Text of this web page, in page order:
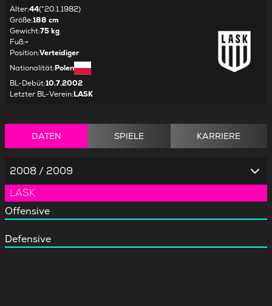
Alter:44(*20.1.1982)
Größe:188 cm
Gewicht:75 kg
Fuß:-
Position:Verteidiger
Nationalität:Polen
BL-Debüt:10.7.2002
Letzter BL-Verein:LASK
DATEN SPIELE KARRIERE
2008 / 2009
LASK
Offensive
Defensive